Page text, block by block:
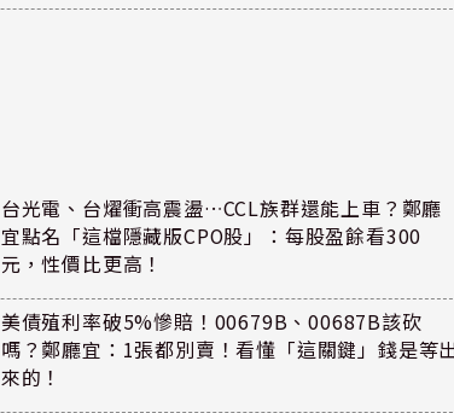
台光電、台燿衝高震盪…CCL族群還能上車？鄭廳
宜點名「這檔隱藏版CPO股」：每股盈餘看300
元，性價比更高！
美債殖利率破5%慘賠！00679B、00687B該砍
嗎？鄭廳宜：1張都別賣！看懂「這關鍵」錢是等
來的！